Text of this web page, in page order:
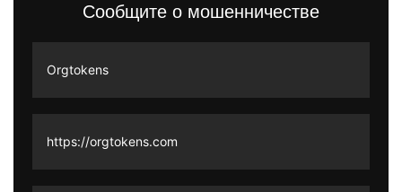
Сообщите о мошенничестве